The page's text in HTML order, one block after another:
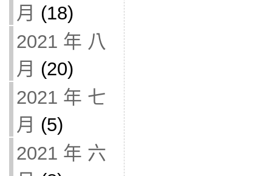
月 (18)
2021 年 八
月 (20)
2021 年 七
月 (5)
2021 年 六